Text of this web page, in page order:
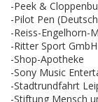
-Peek &
-Pilot Pen
-Reiss-Engelhorn-
-Ritter Sport
-Shop-Apotheke
-Sony Music
-Stadtrundfahrt
-Stiftung Mensch